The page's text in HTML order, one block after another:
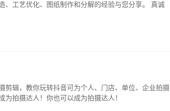
、工艺优化、图纸制作和分解的经验与您分享。 真诚
剪辑，教你玩转抖音可为个人、门店、单位、企业拍摄
拍摄达人！你也可以成为拍摄达人！